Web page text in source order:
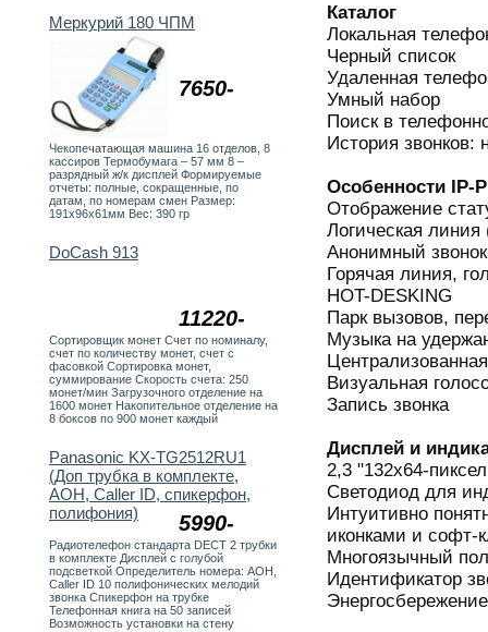
7650-
Меркурий 180 ЧПМ
Чекопечатающая машина 16 отделов, 8
кассиров Термобумага – 57 мм 8 –
разрядный ж/к дисплей Формируемые
отчеты: полные, сокращенные, по
датам, по номерам смен Размер:
191х96х61мм Вес: 390 гр
11220-
DoCash 913
Сортировщик монет Счет по номиналу,
счет по количеству монет, счет с
фасовкой Сортировка монет,
суммирование Скорость счета: 250
монет/мин Загрузочного отделение на
1600 монет Накопительное отделение на
8 боксов по 900 монет каждый
5990-
Panasonic KX-TG2512RU1
(Доп трубка в комплекте,
АОН, Caller ID, спикерфон,
полифония)
Радиотелефон стандарта DECT 2 трубки
в комплекте Дисплей с голубой
подсветкой Определитель номера: АОН,
Caller ID 10 полифонических мелодий
звонка Спикерфон на трубке
Телефонная книга на 50 записей
Возможность установки на стену
Каталог
Локальная
Черный список
Удаленная
Умный набор
Поиск в
История звонков:
Особенности IP-
Отображение
Логическая линия
Анонимный
Горячая линия,
HOT-DESKING
Парк вызовов,
Музыка на
Визуальная
Запись звонка
Дисплей и
2,3 "132x64-
Светодиод для
Интуитивно
иконками и софт-
Многоязычный
Идентификатор
Энергосбережение